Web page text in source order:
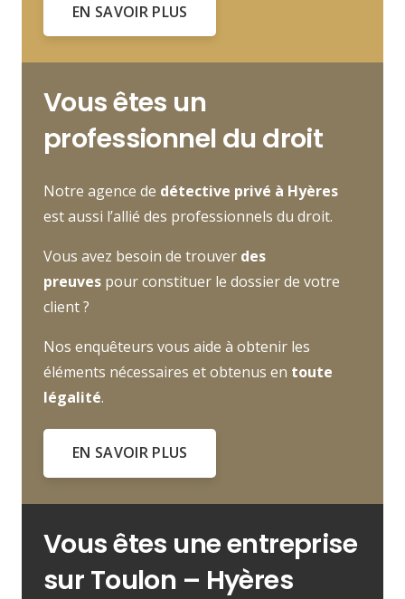
EN SAVOIR PLUS
Vous êtes un
professionnel du droit
Notre agence de détective privé à Hyères
est aussi l’allié des professionnels du droit.
Vous avez besoin de trouver des
preuves pour constituer le dossier de votre
client ?
Nos enquêteurs vous aide à obtenir les
éléments nécessaires et obtenus en toute
légalité.
EN SAVOIR PLUS
Vous êtes une entreprise
sur Toulon – Hyères